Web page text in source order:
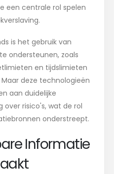
een centrale rol spelen
is het gebruik van
ondersteunen, zoals
en tijdslimieten
deze technologieën
aan duidelijke
risico's, wat de rol
onderstreept.
Informatie